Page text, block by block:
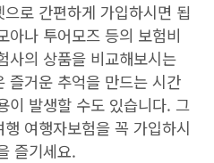
로 간편하게 가입하시면 됩
아나 투어모즈 등의 보험비
사의 상품을 비교해보시는
즐거운 추억을 만드는 시간
이 발생할 수도 있습니다. 그
여행자보험을 꼭 가입하시
즐기세요.